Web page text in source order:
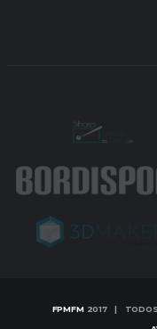
FPMFM2017 | TODOS